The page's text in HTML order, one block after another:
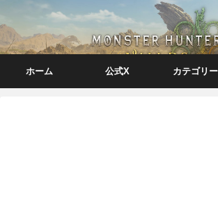
ホーム 公式X カテゴリー